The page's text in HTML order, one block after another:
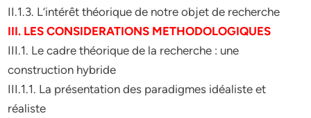
II.1.3. L’intérêt théorique de notre objet de recherche
III. LES CONSIDERATIONS METHODOLOGIQUES
III.1. Le cadre théorique de la recherche : une
construction hybride
III.1.1. La présentation des paradigmes idéaliste et
réaliste